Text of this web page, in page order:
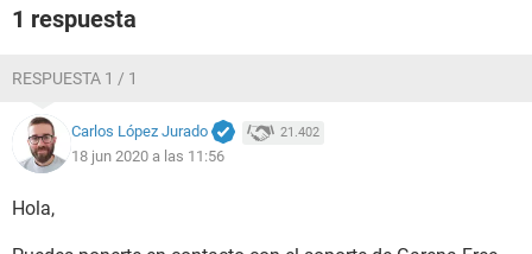
1 respuesta
RESPUESTA 1 / 1
Carlos López Jurado 21.402
18 jun 2020 a las 11:56
Hola,